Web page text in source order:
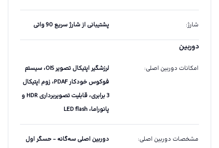
شارژ: پشتیبانی از شارژ سریع 90 واتی
دوربین
امکانات دوربین اصلی:
لرزشگیر اپتیکال تصویر OIS، سیستم
فوکوس خودکار PDAF، زوم اپتیکال
3 برابری، قابلیت تصویربرداری HDR و
پانوراما، LED flash
مشخصات دوربین اصلی:
دوربین اصلی سه‌گانه - حسگر اول